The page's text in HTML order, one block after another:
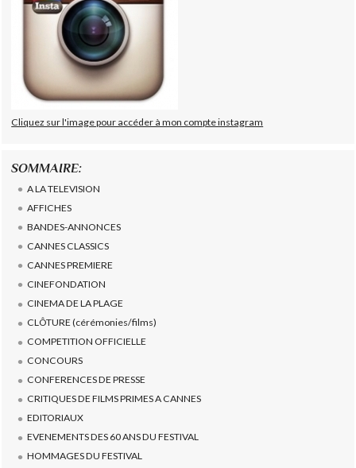
Cliquez sur l'image pour accéder à mon compte instagram
SOMMAIRE:
A LA TELEVISION
AFFICHES
BANDES-ANNONCES
CANNES CLASSICS
CANNES PREMIERE
CINEFONDATION
CINEMA DE LA PLAGE
CLÔTURE (cérémonies/films)
COMPETITION OFFICIELLE
CONCOURS
CONFERENCES DE PRESSE
CRITIQUES DE FILMS PRIMES A CANNES
EDITORIAUX
EVENEMENTS DES 60 ANS DU FESTIVAL
HOMMAGES DU FESTIVAL